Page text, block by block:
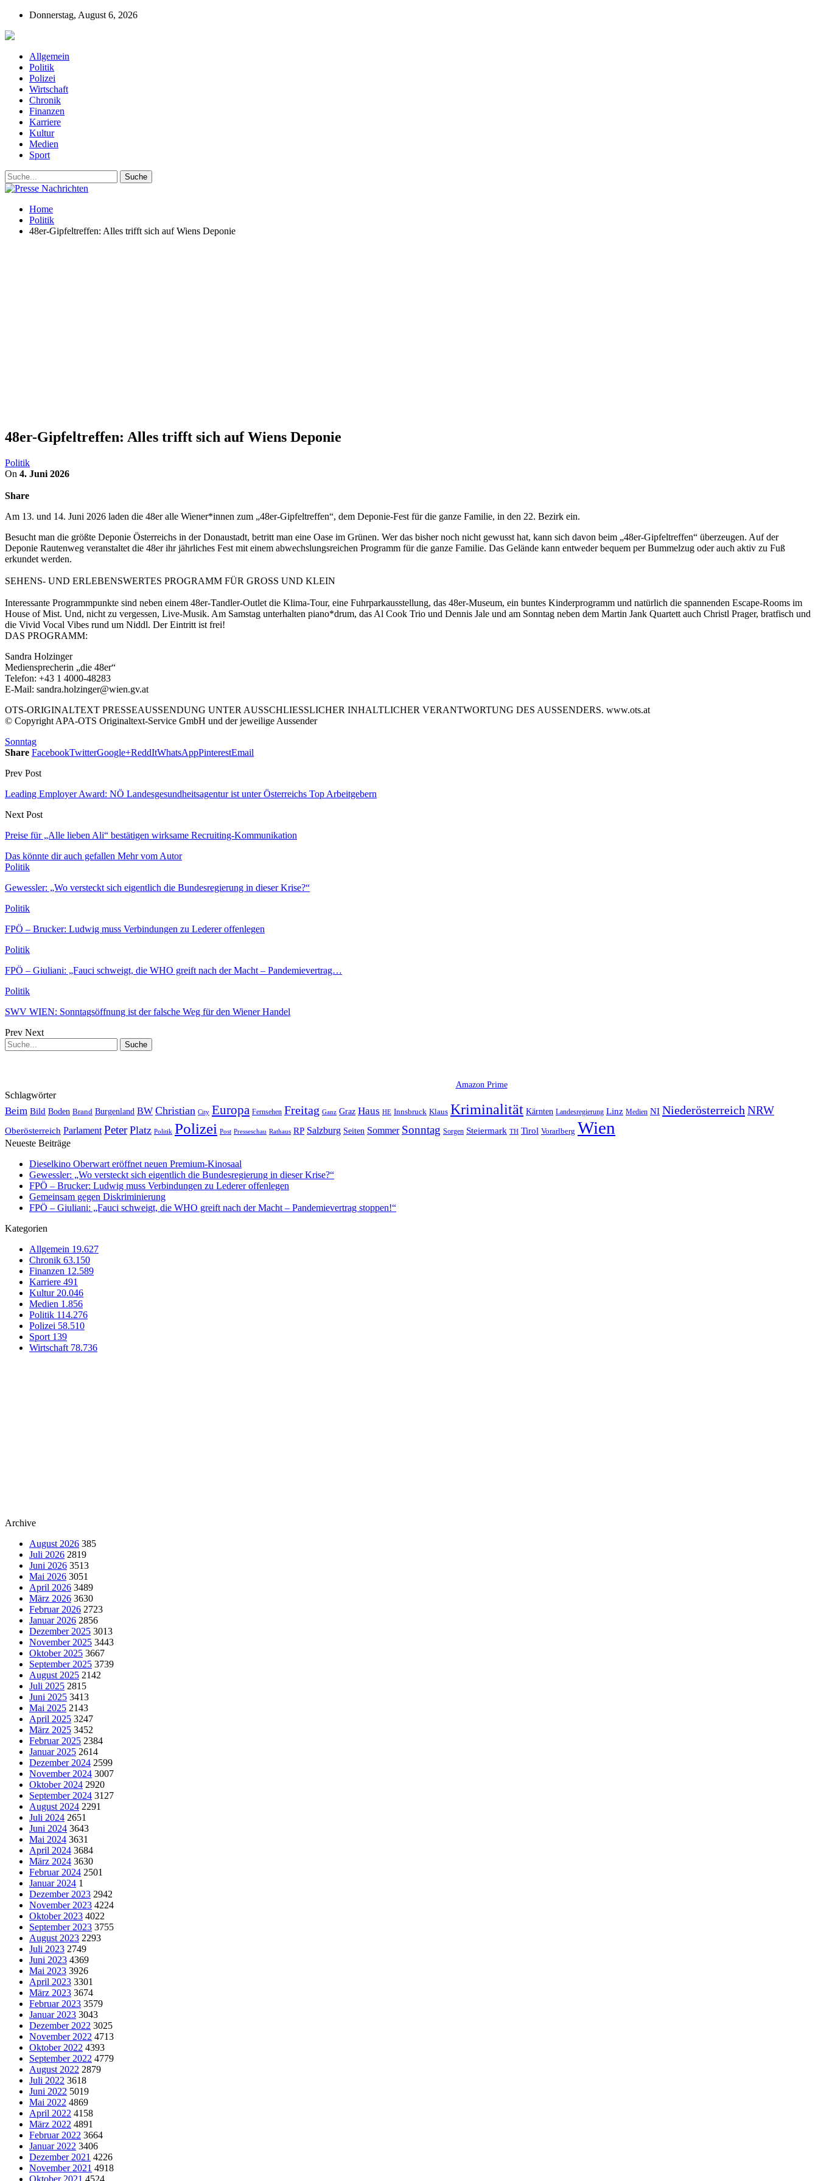
Donnerstag, August 6, 2026
Allgemein
Politik
Polizei
Wirtschaft
Chronik
Finanzen
Karriere
Kultur
Medien
Sport
Home
Politik
48er-Gipfeltreffen: Alles trifft sich auf Wiens Deponie
48er-Gipfeltreffen: Alles trifft sich auf Wiens Deponie
Politik
On 4. Juni 2026
Share
Am 13. und 14. Juni 2026 laden die 48er alle Wiener*innen zum „48er-Gipfeltreffen“, dem Deponie-Fest für die ganze Familie, in den 22. Bezirk ein.
Besucht man die größte Deponie Österreichs in der Donaustadt, betritt man eine Oase im Grünen. Wer das bisher noch nicht gewusst hat, kann sich davon beim „48er-Gipfeltreffen“ überzeugen. Auf der
Deponie Rautenweg veranstaltet die 48er ihr jährliches Fest mit einem abwechslungsreichen Programm für die ganze Familie. Das Gelände kann entweder bequem per Bummelzug oder auch aktiv zu Fuß
erkundet werden.
SEHENS- UND ERLEBENSWERTES PROGRAMM FÜR GROSS UND KLEIN
Interessante Programmpunkte sind neben einem 48er-Tandler-Outlet die Klima-Tour, eine Fuhrparkausstellung, das 48er-Museum, ein buntes Kinderprogramm und natürlich die spannenden Escape-Rooms im
House of Mist. Und, nicht zu vergessen, Live-Musik. Am Samstag unterhalten piano*drum, das Al Cook Trio und Dennis Jale und am Sonntag neben dem Martin Jank Quartett auch Christl Prager, bratfisch und
die Vivid Vocal Vibes rund um Niddl. Der Eintritt ist frei!
DAS PROGRAMM:
Sandra Holzinger
Mediensprecherin „die 48er“
Telefon: +43 1 4000-48283
E-Mail: sandra.holzinger@wien.gv.at
OTS-ORIGINALTEXT PRESSEAUSSENDUNG UNTER AUSSCHLIESSLICHER INHALTLICHER VERANTWORTUNG DES AUSSENDERS. www.ots.at
© Copyright APA-OTS Originaltext-Service GmbH und der jeweilige Aussender
Sonntag
Share FacebookTwitterGoogle+ReddItWhatsAppPinterestEmail
Prev Post
Leading Employer Award: NÖ Landesgesundheitsagentur ist unter Österreichs Top Arbeitgebern
Next Post
Preise für „Alle lieben Ali“ bestätigen wirksame Recruiting-Kommunikation
Das könnte dir auch gefallen Mehr vom Autor
Politik
Gewessler: „Wo versteckt sich eigentlich die Bundesregierung in dieser Krise?“
Politik
FPÖ – Brucker: Ludwig muss Verbindungen zu Lederer offenlegen
Politik
FPÖ – Giuliani: „Fauci schweigt, die WHO greift nach der Macht – Pandemievertrag…
Politik
SWV WIEN: Sonntagsöffnung ist der falsche Weg für den Wiener Handel
Prev Next
Amazon Prime
Schlagwörter
Beim Bild Boden Brand Burgenland BW Christian City Europa Fernsehen Freitag Ganz Graz Haus HE Innsbruck Klaus Kriminalität Kärnten Landesregierung Linz Medien NI Niederösterreich NRW
Oberösterreich Parlament Peter Platz Politik Polizei Post Presseschau Rathaus RP Salzburg Seiten Sommer Sonntag Sorgen Steiermark TH Tirol Vorarlberg Wien
Neueste Beiträge
Dieselkino Oberwart eröffnet neuen Premium-Kinosaal
Gewessler: „Wo versteckt sich eigentlich die Bundesregierung in dieser Krise?“
FPÖ – Brucker: Ludwig muss Verbindungen zu Lederer offenlegen
Gemeinsam gegen Diskriminierung
FPÖ – Giuliani: „Fauci schweigt, die WHO greift nach der Macht – Pandemievertrag stoppen!“
Kategorien
Allgemein 19.627
Chronik 63.150
Finanzen 12.589
Karriere 491
Kultur 20.046
Medien 1.856
Politik 114.276
Polizei 58.510
Sport 139
Wirtschaft 78.736
Archive
August 2026 385
Juli 2026 2819
Juni 2026 3513
Mai 2026 3051
April 2026 3489
März 2026 3630
Februar 2026 2723
Januar 2026 2856
Dezember 2025 3013
November 2025 3443
Oktober 2025 3667
September 2025 3739
August 2025 2142
Juli 2025 2815
Juni 2025 3413
Mai 2025 2143
April 2025 3247
März 2025 3452
Februar 2025 2384
Januar 2025 2614
Dezember 2024 2599
November 2024 3007
Oktober 2024 2920
September 2024 3127
August 2024 2291
Juli 2024 2651
Juni 2024 3643
Mai 2024 3631
April 2024 3684
März 2024 3630
Februar 2024 2501
Januar 2024 1
Dezember 2023 2942
November 2023 4224
Oktober 2023 4022
September 2023 3755
August 2023 2293
Juli 2023 2749
Juni 2023 4369
Mai 2023 3926
April 2023 3301
März 2023 3674
Februar 2023 3579
Januar 2023 3043
Dezember 2022 3025
November 2022 4713
Oktober 2022 4393
September 2022 4779
August 2022 2879
Juli 2022 3618
Juni 2022 5019
Mai 2022 4869
April 2022 4158
März 2022 4891
Februar 2022 3664
Januar 2022 3406
Dezember 2021 4226
November 2021 4918
Oktober 2021 4524